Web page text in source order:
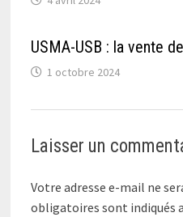
USMA-USB : la vente
1 octobre 2024
Laisser un
Votre adresse e-mail ne
obligatoires sont indiqués